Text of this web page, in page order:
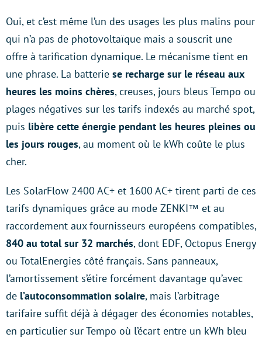
Oui, et c’est même l’un des usages les plus malins pour
qui n’a pas de photovoltaïque mais a souscrit une
offre à tarification dynamique. Le mécanisme tient en
une phrase. La batterie se recharge sur le réseau aux
heures les moins chères, creuses, jours bleus Tempo ou
plages négatives sur les tarifs indexés au marché spot,
puis libère cette énergie pendant les heures pleines ou
les jours rouges, au moment où le kWh coûte le plus
cher.
Les SolarFlow 2400 AC+ et 1600 AC+ tirent parti de ces
tarifs dynamiques grâce au mode ZENKI™ et au
raccordement aux fournisseurs européens compatibles,
840 au total sur 32 marchés, dont EDF, Octopus Energy
ou TotalEnergies côté français. Sans panneaux,
l’amortissement s’étire forcément davantage qu’avec
de l’autoconsommation solaire, mais l’arbitrage
tarifaire suffit déjà à dégager des économies notables,
en particulier sur Tempo où l’écart entre un kWh bleu